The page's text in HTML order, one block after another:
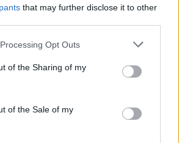
that may further disclose it to other
Opt Outs
of the Sharing of my
of the Sale of my
Προτεραιότητα δεν
τα εξωτερικά
προσφέρουμε βιώσιμη ανάπτυξη
τη θέση μας στην ΕΕ»